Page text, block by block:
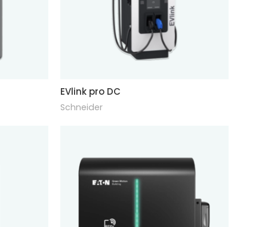
EVlink pro DC
Schneider